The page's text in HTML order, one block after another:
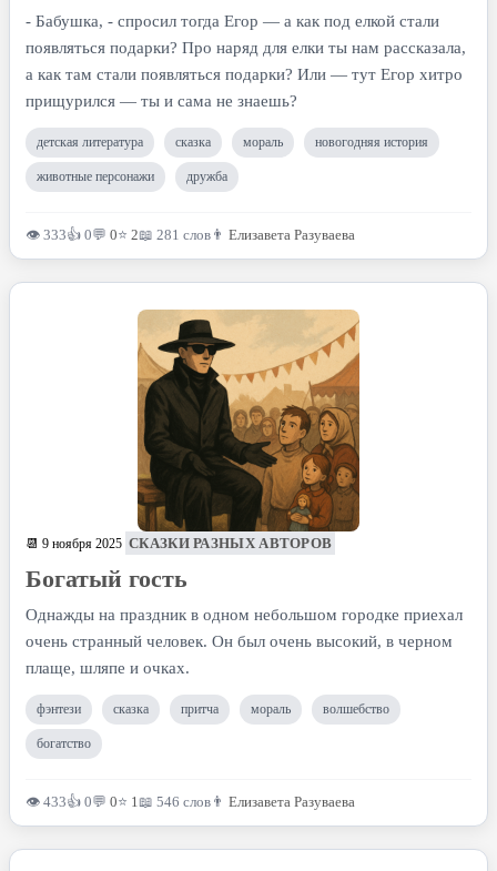
- Бабушка, - спросил тогда Егор — а как под елкой стали
появляться подарки? Про наряд для елки ты нам рассказала,
а как там стали появляться подарки? Или — тут Егор хитро
прищурился — ты и сама не знаешь?
детская литература сказка мораль новогодняя история
животные персонажи дружба
👁 333👍 0💬 0⭐ 2📖 281 слов 👨 Елизавета Разуваева
📆 9 ноября 2025 СКАЗКИ РАЗНЫХ АВТОРОВ
Богатый гость
Однажды на праздник в одном небольшом городке приехал
очень странный человек. Он был очень высокий, в черном
плаще, шляпе и очках.
фэнтези сказка притча мораль волшебство
богатство
👁 433👍 0💬 0⭐ 1📖 546 слов 👨 Елизавета Разуваева